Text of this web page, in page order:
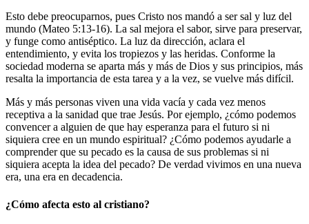
Esto debe preocuparnos, pues Cristo nos mandó a ser sal y luz del
mundo (Mateo 5:13-16). La sal mejora el sabor, sirve para preservar,
y funge como antiséptico. La luz da dirección, aclara el
entendimiento, y evita los tropiezos y las heridas. Conforme la
sociedad moderna se aparta más y más de Dios y sus principios, más
resalta la importancia de esta tarea y a la vez, se vuelve más difícil.
Más y más personas viven una vida vacía y cada vez menos
receptiva a la sanidad que trae Jesús. Por ejemplo, ¿cómo podemos
convencer a alguien de que hay esperanza para el futuro si ni
siquiera cree en un mundo espiritual? ¿Cómo podemos ayudarle a
comprender que su pecado es la causa de sus problemas si ni
siquiera acepta la idea del pecado? De verdad vivimos en una nueva
era, una era en decadencia.
¿Cómo afecta esto al cristiano?